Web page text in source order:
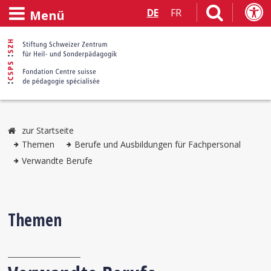
Menü DE FR
zur Startseite
Themen
Berufe und Ausbildungen für Fachpersonal
Verwandte Berufe
Themen